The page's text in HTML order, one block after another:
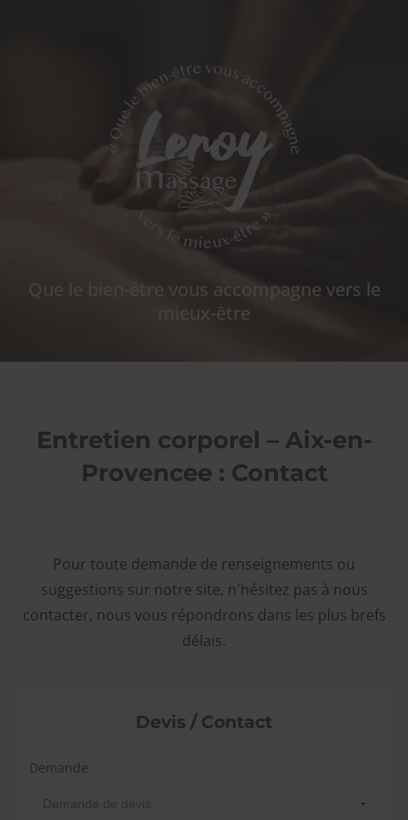
Que le bien-être vous accompagne vers le
mieux-être
Entretien corporel – Aix-en-
Provencee : Contact
Pour toute demande de renseignements ou
suggestions sur notre site, n'hésitez pas à nous
contacter, nous vous répondrons dans les plus brefs
délais.
Devis / Contact
Demande